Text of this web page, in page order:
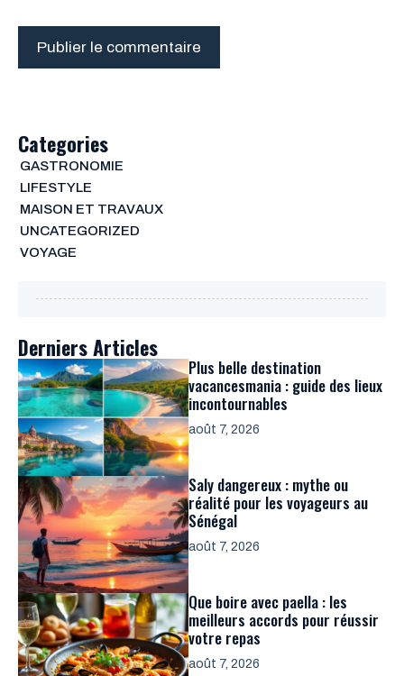
Categories
GASTRONOMIE
LIFESTYLE
MAISON ET TRAVAUX
UNCATEGORIZED
VOYAGE
Derniers Articles
Plus belle destination
vacancesmania : guide des lieux
incontournables
août 7, 2026
Saly dangereux : mythe ou
réalité pour les voyageurs au
Sénégal
août 7, 2026
Que boire avec paella : les
meilleurs accords pour réussir
votre repas
août 7, 2026